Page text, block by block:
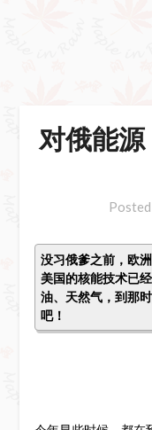
对俄能
没习俄爹之前，欧
美国的核能技术已
油、天然气，到那
吧！